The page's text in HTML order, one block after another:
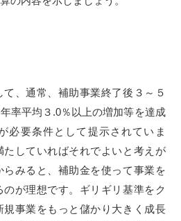
、通常、補助事業終了後３～５
率平均３ .0％以上の増加等を達成
必要条件として提示されていま
していればそれでよいと考えが
みると、補助金を使って事業を
が理想です。ギリギリ基準をク
規事業をもっと儲かり大きく成長